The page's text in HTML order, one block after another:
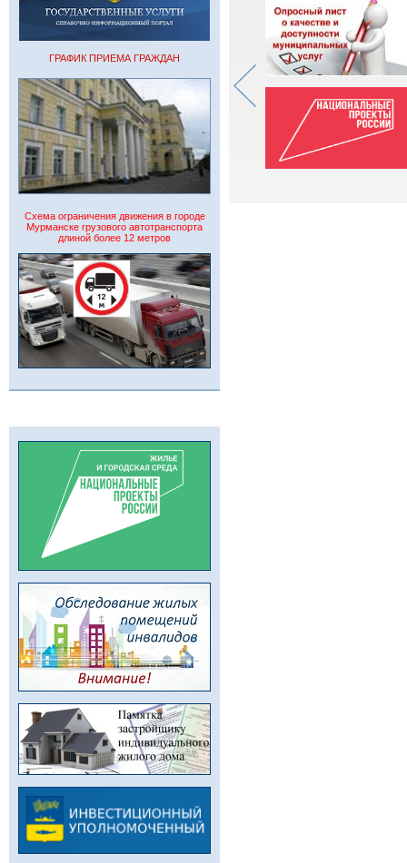
ГРАФИК ПРИЕМА ГРАЖДАН
Схема ограничения движения в городе
Мурманске грузового автотранспорта
длиной более 12 метров